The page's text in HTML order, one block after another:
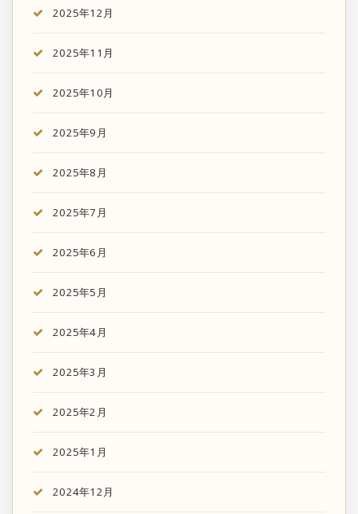
2025年12月
2025年11月
2025年10月
2025年9月
2025年8月
2025年7月
2025年6月
2025年5月
2025年4月
2025年3月
2025年2月
2025年1月
2024年12月